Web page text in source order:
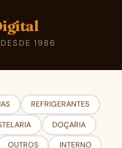
1986
REFRIGERANTES
DOÇARIA
OUTROS INTERNO